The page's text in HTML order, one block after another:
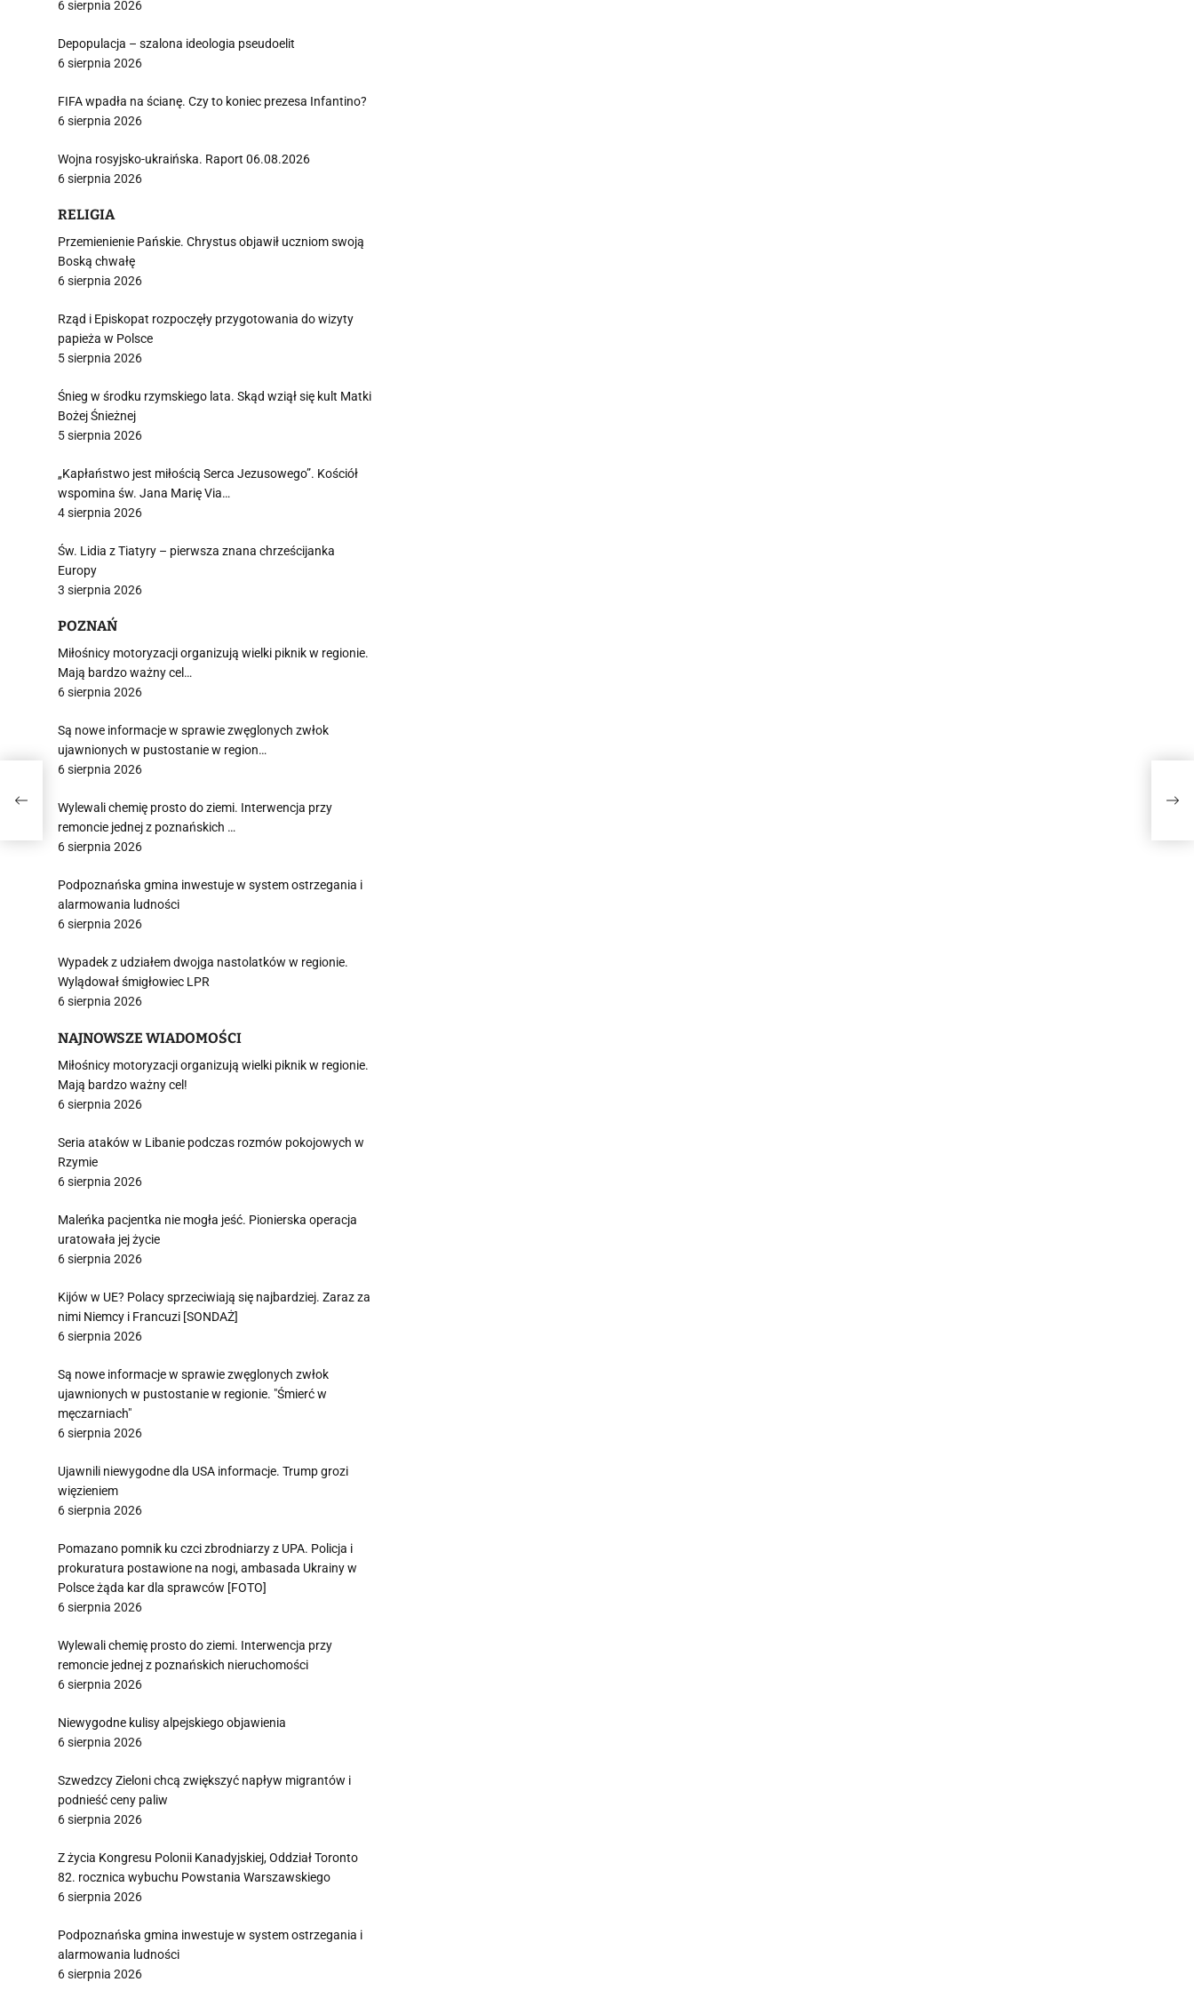
6 sierpnia 2026
Depopulacja – szalona ideologia pseudoelit
6 sierpnia 2026
FIFA wpadła na ścianę. Czy to koniec prezesa Infantino?
6 sierpnia 2026
Wojna rosyjsko-ukraińska. Raport 06.08.2026
6 sierpnia 2026
RELIGIA
Przemienienie Pańskie. Chrystus objawił uczniom swoją
Boską chwałę
6 sierpnia 2026
Rząd i Episkopat rozpoczęły przygotowania do wizyty
papieża w Polsce
5 sierpnia 2026
Śnieg w środku rzymskiego lata. Skąd wziął się kult Matki
Bożej Śnieżnej
5 sierpnia 2026
„Kapłaństwo jest miłością Serca Jezusowego”. Kościół
wspomina św. Jana Marię Via…
4 sierpnia 2026
Św. Lidia z Tiatyry – pierwsza znana chrześcijanka
Europy
3 sierpnia 2026
POZNAŃ
Miłośnicy motoryzacji organizują wielki piknik w regionie.
Mają bardzo ważny cel…
6 sierpnia 2026
Są nowe informacje w sprawie zwęglonych zwłok
ujawnionych w pustostanie w region…
6 sierpnia 2026
Wylewali chemię prosto do ziemi. Interwencja przy
remoncie jednej z poznańskich …
6 sierpnia 2026
Podpoznańska gmina inwestuje w system ostrzegania i
alarmowania ludności
6 sierpnia 2026
Wypadek z udziałem dwojga nastolatków w regionie.
Wylądował śmigłowiec LPR
6 sierpnia 2026
NAJNOWSZE WIADOMOŚCI
Miłośnicy motoryzacji organizują wielki piknik w regionie.
Mają bardzo ważny cel!
6 sierpnia 2026
Seria ataków w Libanie podczas rozmów pokojowych w
Rzymie
6 sierpnia 2026
Maleńka pacjentka nie mogła jeść. Pionierska operacja
uratowała jej życie
6 sierpnia 2026
Kijów w UE? Polacy sprzeciwiają się najbardziej. Zaraz za
nimi Niemcy i Francuzi [SONDAŻ]
6 sierpnia 2026
Są nowe informacje w sprawie zwęglonych zwłok
ujawnionych w pustostanie w regionie. "Śmierć w
męczarniach"
6 sierpnia 2026
Ujawnili niewygodne dla USA informacje. Trump grozi
więzieniem
6 sierpnia 2026
Pomazano pomnik ku czci zbrodniarzy z UPA. Policja i
prokuratura postawione na nogi, ambasada Ukrainy w
Polsce żąda kar dla sprawców [FOTO]
6 sierpnia 2026
Wylewali chemię prosto do ziemi. Interwencja przy
remoncie jednej z poznańskich nieruchomości
6 sierpnia 2026
Niewygodne kulisy alpejskiego objawienia
6 sierpnia 2026
Szwedzcy Zieloni chcą zwiększyć napływ migrantów i
podnieść ceny paliw
6 sierpnia 2026
Z życia Kongresu Polonii Kanadyjskiej, Oddział Toronto
82. rocznica wybuchu Powstania Warszawskiego
6 sierpnia 2026
Podpoznańska gmina inwestuje w system ostrzegania i
alarmowania ludności
6 sierpnia 2026